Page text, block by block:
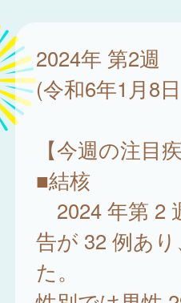
2024年 第2週
(令和6年1月8
【今週の注目
■結核
2024 年第 2
告が 32 例あ
た。